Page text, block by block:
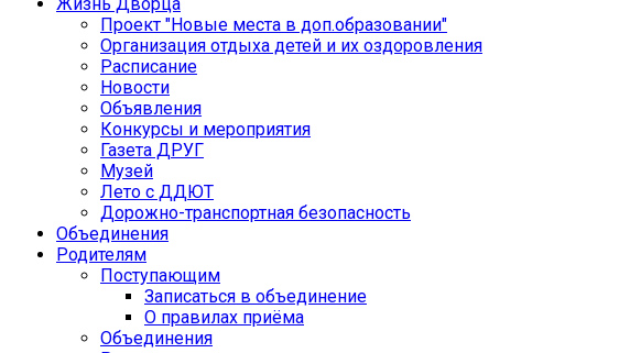
Проект "Новые места в доп.образовании"
Организация отдыха детей и их оздоровления
Расписание
Новости
Объявления
Конкурсы и мероприятия
Газета ДРУГ
Музей
Лето с ДДЮТ
Дорожно-транспортная безопасность
Объединения
Родителям
Поступающим
Записаться в объединение
О правилах приёма
Объединения